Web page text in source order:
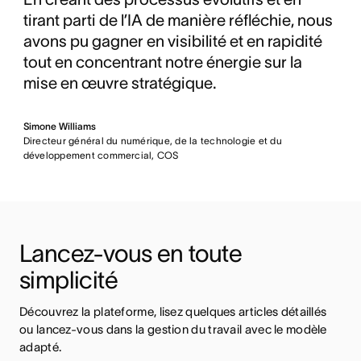
tirant parti de l’IA de manière réfléchie, nous
avons pu gagner en visibilité et en rapidité
tout en concentrant notre énergie sur la
mise en œuvre stratégique.
Simone Williams
Directeur général du numérique, de la technologie et du
développement commercial, COS
Lancez-vous en toute
simplicité
Découvrez la plateforme, lisez quelques articles détaillés
ou lancez-vous dans la gestion du travail avec le modèle
adapté.